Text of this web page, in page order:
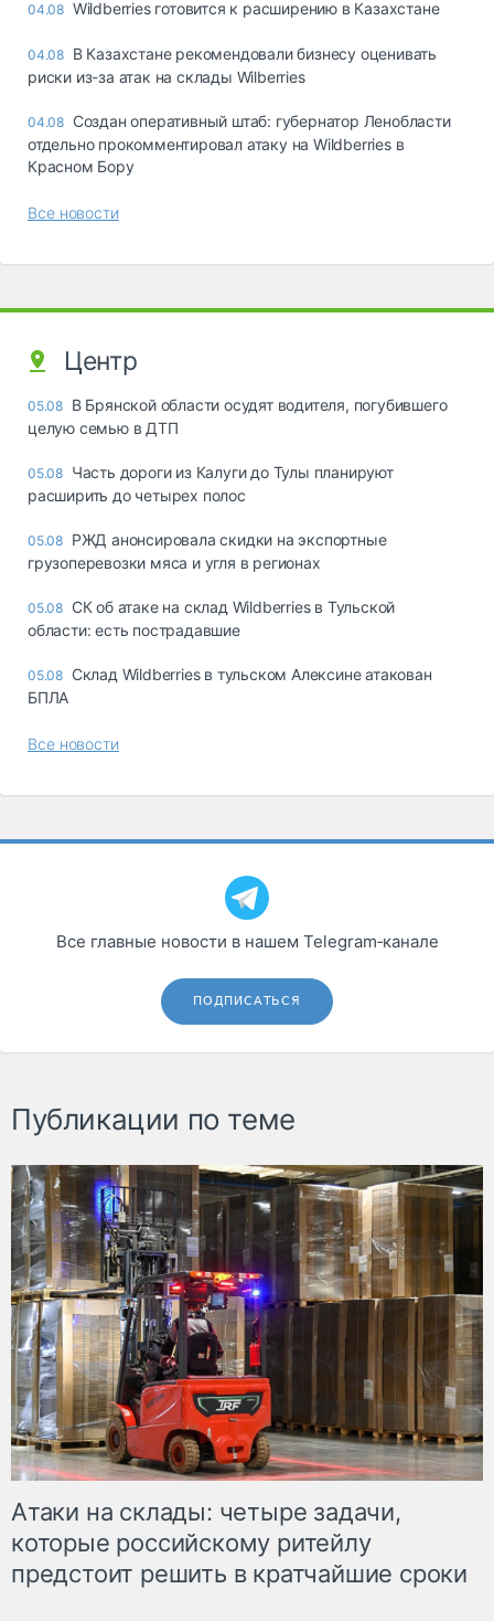
04.08 Wildberries готовится к расширению в Казахстане
04.08 В Казахстане рекомендовали бизнесу оценивать
риски из-за атак на склады Wilberries
04.08 Создан оперативный штаб: губернатор Ленобласти
отдельно прокомментировал атаку на Wildberries в
Красном Бору
Все новости
Центр
05.08 В Брянской области осудят водителя, погубившего
целую семью в ДТП
05.08 Часть дороги из Калуги до Тулы планируют
расширить до четырех полос
05.08 РЖД анонсировала скидки на экспортные
грузоперевозки мяса и угля в регионах
05.08 СК об атаке на склад Wildberries в Тульской
области: есть пострадавшие
05.08 Склад Wildberries в тульском Алексине атакован
БПЛА
Все новости
Все главные новости в нашем Telegram‑канале
ПОДПИСАТЬСЯ
Публикации по теме
Атаки на склады: четыре задачи,
которые российскому ритейлу
предстоит решить в кратчайшие сроки